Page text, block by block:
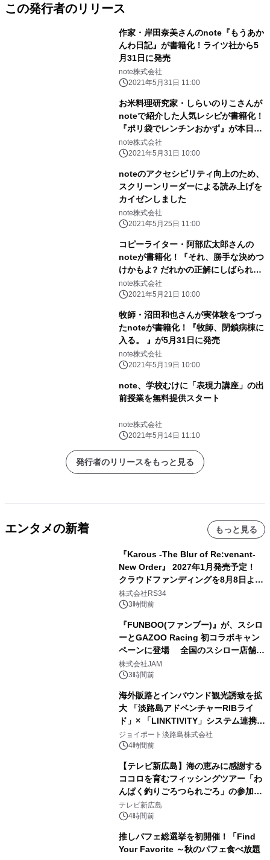
この発行者のリリース
作家・岸田奈美さんのnote『もうあか
んわ日記』が書籍化！ライツ社から5
月31日に発売
note株式会社
2021年5月31日 11:00
お米料理研究家・しらいのりこさんが
noteで紹介した人気レシピが書籍化！
『ポリ袋でレンチンおかず』が本日5
月31日に発売されます
note株式会社
2021年5月31日 10:00
noteのアクセシビリティ向上のため、
スクリーンリーダーによる読み上げを
カイゼンしました
note株式会社
2021年5月25日 11:00
コピーライター・阿部広太郎さんの
noteが書籍化！『それ、勝手な決めつ
けかもよ? だれかの正解にしばられな
い「解釈」の練習』がディスカヴァ
ー・トゥエンティワンから5月28日に
note株式会社
2021年5月21日 10:00
牧師・沼田和也さんが実体験をつづっ
たnoteが書籍化！『牧師、閉鎖病棟に
入る。 』が5月31日に発売
note株式会社
2021年5月19日 10:00
note、学校むけに「表現力講座」の出
前授業を無料提供スタート
note株式会社
2021年5月14日 11:10
発行者のリリースをもっと見る
エンタメの新着 もっと見る
『Karous -The Blur of Re:venant-
New Order』 2027年1月発売予定！
クラウドファンディングを8月8日より
開始
株式会社RS34
3時間前
『FUNBOO(ファンブー)』が、スシロ
ーとGAZOO Racing 初コラボキャン
ペーンに登場 全国のスシロー店舗で
GR 4車種の FUNBOO(ミニカー)付き
メニューが展開されます
株式会社JAM
3時間前
海外販路とインバウンド観光誘致を拡
大 「淡路島アドベンチャーRIBライ
ド」× 「LINKTIVITY」システム連携を
開始！
ジョイポート淡路島株式会社
4時間前
【テレビ新広島】海の恵みに感謝する
ココロを育むフィッシングツアー「わ
んぱく釣りごろつられごろ」の参加小
学生を募集
テレビ新広島
4時間前
推しパフェ総選挙を初開催！「Find
Your Favorite ～秋のパフェ食べ放題